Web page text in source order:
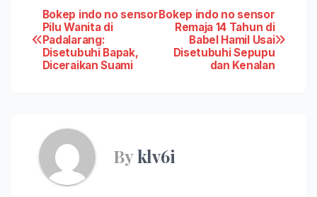
Post
navigation
Bokep indo no sensor
Remaja 14 Tahun di
Babel Hamil Usai
Disetubuhi Sepupu
dan Kenalan
Bokep indo no sensor
Pilu Wanita di
Padalarang:
Disetubuhi Bapak,
Diceraikan Suami
Byklv6i